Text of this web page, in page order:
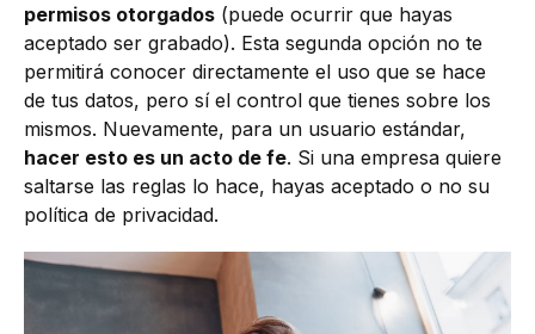
permisos otorgados (puede ocurrir que hayas
aceptado ser grabado). Esta segunda opción no te
permitirá conocer directamente el uso que se hace
de tus datos, pero sí el control que tienes sobre los
mismos. Nuevamente, para un usuario estándar,
hacer esto es un acto de fe. Si una empresa quiere
saltarse las reglas lo hace, hayas aceptado o no su
política de privacidad.